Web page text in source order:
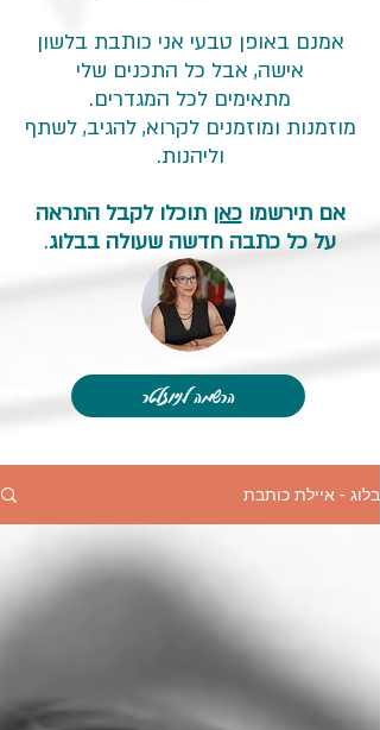
בלוג - איילת כותבת
אמנם באופן טבעי אני כותבת בלשון
אישה, אבל כל התכנים שלי
מתאימים לכל המגדרים.
מוזמנות ומוזמנים לקרוא, להגיב, לשתף
וליהנות.
אם תירשמוכאן תוכלו לקבל התראה
על כל כתבה חדשה שעולה בבלוג.
הרשמה לניוזלטר